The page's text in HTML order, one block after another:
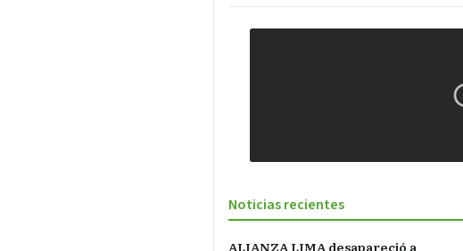
Noticias recientes
ALIANZA LIMA desapareció a